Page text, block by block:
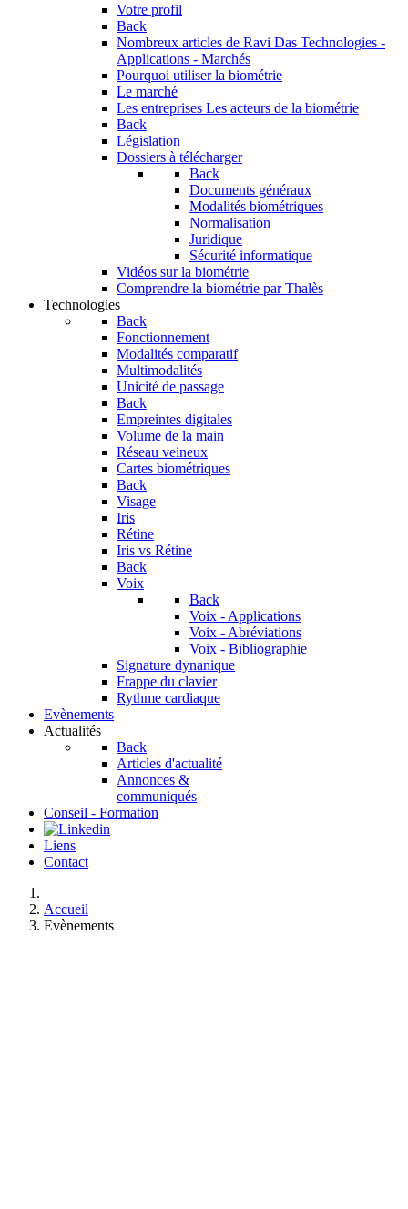
Votre profil
Back
Nombreux articles de Ravi Das Technologies -
Applications - Marchés
Pourquoi utiliser la biométrie
Le marché
Les entreprises Les acteurs de la biométrie
Back
Législation
Dossiers à télécharger
Back
Documents généraux
Modalités biométriques
Normalisation
Juridique
Sécurité informatique
Vidéos sur la biométrie
Comprendre la biométrie par Thalès
Technologies
Back
Fonctionnement
Modalités comparatif
Multimodalités
Unicité de passage
Back
Empreintes digitales
Volume de la main
Réseau veineux
Cartes biométriques
Back
Visage
Iris
Rétine
Iris vs Rétine
Back
Voix
Back
Voix - Applications
Voix - Abréviations
Voix - Bibliographie
Signature dynanique
Frappe du clavier
Rythme cardiaque
Evènements
Actualités
Back
Articles d'actualité
Annonces &
communiqués
Conseil - Formation
Liens
Contact
Accueil
Evènements